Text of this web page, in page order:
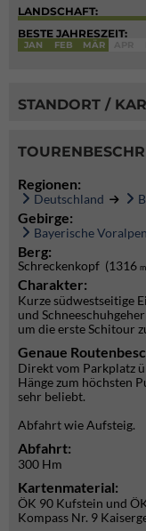
LANDSCHAFT:
BESTE JAHRESZEIT:
JAN FEB MÄR
STANDORT /
Regionen:
Deutschland
Gebirge:
Bayerische Voralpen
Berg:
Schreckenkopf (1316 m
Charakter:
Kurze südwestseitige
und
um die erste Schitour
Genaue
Direkt vom Parkplatz
Hänge zum höchsten
sehr beliebt.
Abfahrt wie Aufsteig.
Abfahrt:
300 Hm
Kartenmaterial:
ÖK 90 Kufstein und
Kompass Nr. 9